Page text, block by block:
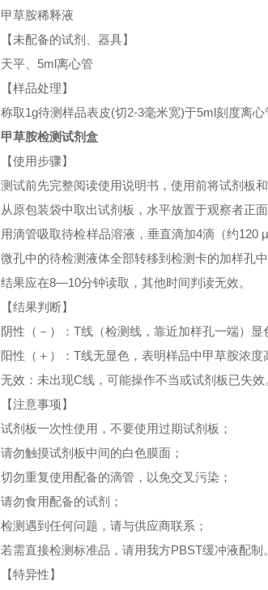
甲草胺稀释液
【未配备的试剂、器具】
天平、5ml离心管
【样品处理】
称取1g待测样品表皮(切2-3毫米宽)于5ml刻度离
甲草胺检测试剂盒
【使用步骤】
测试前先完整阅读使用说明书，使用前将试剂板
从原包装袋中取出试剂板，水平放置于观察者正
用滴管吸取待检样品溶液，垂直滴加4滴（约
微孔中的待检测液体全部转移到检测卡的加样孔中
结果应在8—10分钟读取，其他时间判读无效。
【结果判断】
阴性（－）：T线（检测线，靠近加样孔一端）
阳性（＋）：T线无显色，表明样品中甲草胺浓度
无效：未出现C线，可能操作不当或试剂板已失
【注意事项】
试剂板一次性使用，不要使用过期试剂板；
请勿触摸试剂板中间的白色膜面；
切勿重复使用配备的滴管，以免交叉污染；
请勿食用配备的试剂；
检测遇到任何问题，请与供应商联系；
若需直接检测标准品，请用我方PBST缓冲液配制。
【特异性】